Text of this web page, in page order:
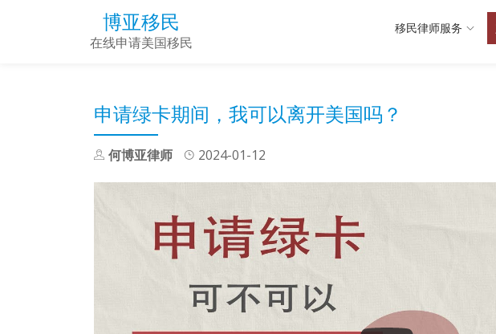
博亚移民
在线申请美国移民
移民律师服务
申请绿卡期间，我可以离开美国吗？
何博亚律师 2024-01-12